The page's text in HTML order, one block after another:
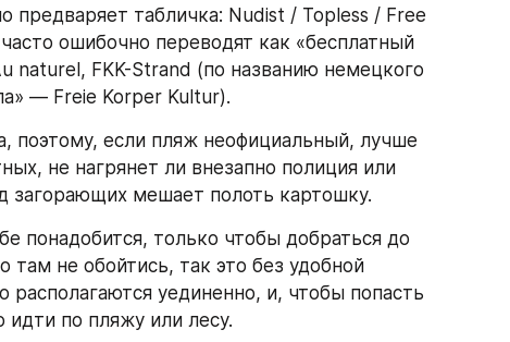
предваряет табличка: Nudist / Topless / Free
ошибочно переводят как «бесплатный
naturel, FKK-Strand (по названию немецкого
— Freie Korper Kultur).
поэтому, если пляж неофициальный, лучше
не нагрянет ли внезапно полиция или
загорающих мешает полоть картошку.
понадобится, только чтобы добраться до
там не обойтись, так это без удобной
уединенно, и, чтобы попасть
идти по пляжу или лесу.